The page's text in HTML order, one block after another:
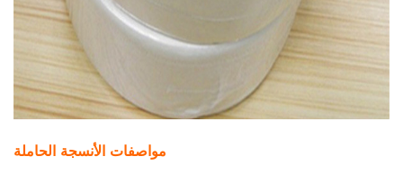
مواصفات الأنسجة الحاملة